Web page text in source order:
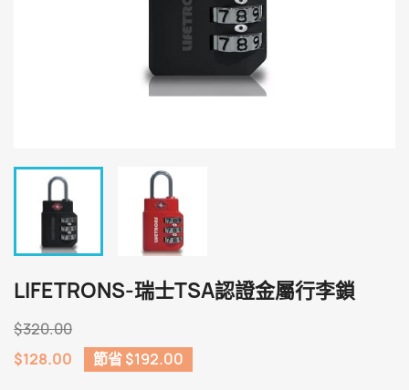
LIFETRONS-瑞士TSA認證金屬行李鎖
$320.00
$128.00
節省 $192.00